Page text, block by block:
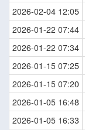
2026-02-04 12:05
2026-01-22 07:44
2026-01-22 07:34
2026-01-15 07:25
2026-01-15 07:20
2026-01-05 16:48
2026-01-05 16:33